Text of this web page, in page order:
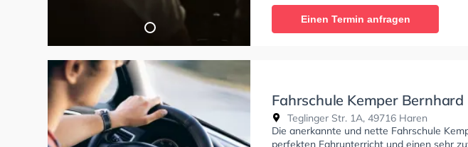
Einen Termin anfragen
Fahrschule Kemper Bernhard
Teglinger Str. 1A, 49716 Haren
Die anerkannte und nette Fahrschule
perfekten Fahrunterricht und einen sehr